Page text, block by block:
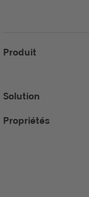
Produit
Solution
Propriétés